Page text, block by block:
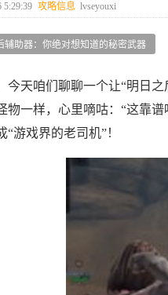
5:29:39 攻略信息 lvseyouxi
辅助器：你绝对想知道的秘密武器
今天咱们聊聊一个让“明日
物一样，心里嘀咕：“这靠
“游戏界的老司机”！